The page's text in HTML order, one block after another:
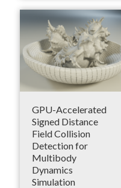
GPU-Accelerated
Signed Distance
Field Collision
Detection for
Multibody
Dynamics
Simulation